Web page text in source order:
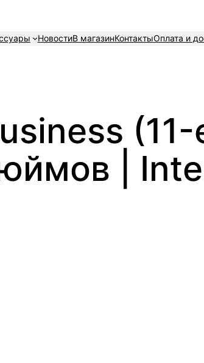
НовостиВ магазинКонтактыОплата и
|